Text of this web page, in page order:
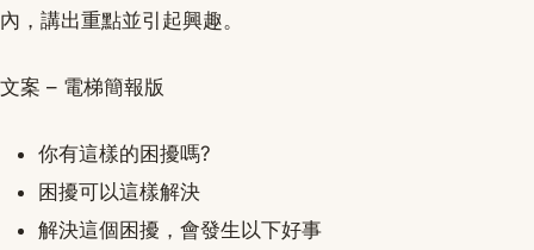
內，講出重點並引起興趣。
文案 – 電梯簡報版
你有這樣的困擾嗎?
困擾可以這樣解決
解決這個困擾，會發生以下好事